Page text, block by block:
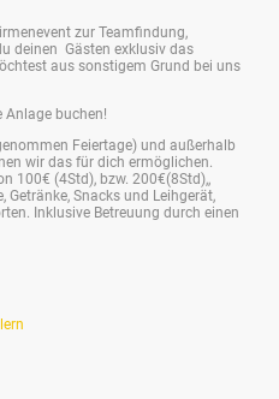
zur Teamfindung,
deinen Gästen exklusiv das
aus sonstigem Grund bei uns
buchen!
Feiertage) und außerhalb
wir das für dich ermöglichen.
100€ (4Std), bzw. 200€(8Std),,
Getränke, Snacks und Leihgerät,
Inklusive Betreuung durch einen